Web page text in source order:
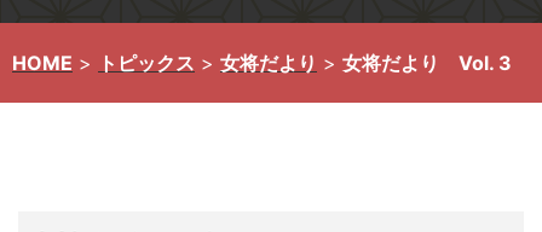
HOME > トピックス > 女将だより > 女将だより Vol. 3